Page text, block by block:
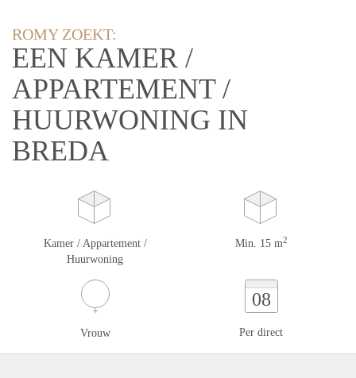
ROMY ZOEKT:
EEN KAMER /
APPARTEMENT /
HUURWONING IN
BREDA
Kamer / Appartement /
Huurwoning
Min. 15 m2
Vrouw
08
Per direct